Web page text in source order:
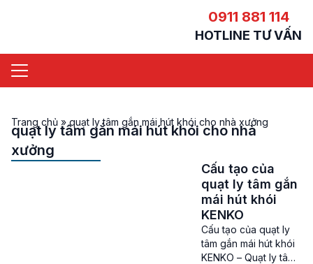
0911 881 114
HOTLINE TƯ VẤN
Trang chủ »quạt ly tâm gắn mái hút khói cho nhà xưởng
quạt ly tâm gắn mái hút khói cho nhà
xưởng
Cấu tạo của
quạt ly tâm gắn
mái hút khói
KENKO
Cấu tạo của quạt ly
tâm gắn mái hút khói
KENKO – Quạt ly tâm